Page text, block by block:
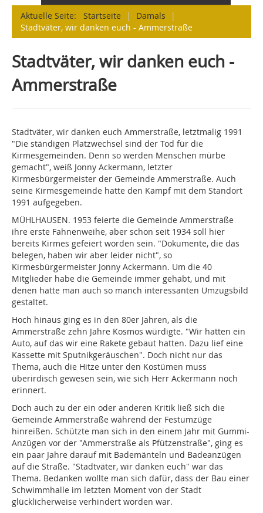
Aktuelle Seite: Startseite | Damals
|
Stadtväter, wir danken euch - Ammerstraße
Stadtväter, wir danken euch -
Ammerstraße
Stadtväter, wir danken euch Ammerstraße, letztmalig 1991
"Die ständigen Platzwechsel sind der Tod für die
Kirmesgemeinden. Denn so werden Menschen mürbe
gemacht", weiß Jonny Ackermann, letzter
Kirmesbürgermeister der Gemeinde Ammerstraße. Auch
seine Kirmesgemeinde hatte den Kampf mit dem Standort
1991 aufgegeben.
MÜHLHAUSEN. 1953 feierte die Gemeinde Ammerstraße
ihre erste Fahnenweihe, aber schon seit 1934 soll hier
bereits Kirmes gefeiert worden sein. "Dokumente, die das
belegen, haben wir aber leider nicht", so
Kirmesbürgermeister Jonny Ackermann. Um die 40
Mitglieder habe die Gemeinde immer gehabt, und mit
denen hatte man auch so manch interessanten Umzugsbild
gestaltet.
Hoch hinaus ging es in den 80er Jahren, als die
Ammerstraße zehn Jahre Kosmos würdigte. "Wir hatten ein
Auto, auf das wir eine Rakete gebaut hatten. Dazu lief eine
Kassette mit Sputnikgeräuschen". Doch nicht nur das
Thema, auch die Hitze unter den Kostümen muss
überirdisch gewesen sein, wie sich Herr Ackermann noch
erinnert.
Doch auch zu der ein oder anderen Kritik ließ sich die
Gemeinde Ammerstraße während der Festumzüge
hinreißen. Schützte man sich in den einem Jahr mit Gummi-
Anzügen vor der "Ammerstraße als Pfützenstraße", ging es
ein paar Jahre darauf mit Bademänteln und Badeanzügen
auf die Straße. "Stadtväter, wir danken euch" war das
Thema. Bedanken wollte man sich dafür, dass der Bau einer
Schwimmhalle im letzten Moment von der Stadt
glücklicherweise verhindert worden war.